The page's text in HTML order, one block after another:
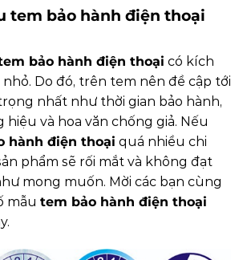
tem bảo hành điện thoại
bảo hành điện thoại có kích
Do đó, trên tem nên đề cập tới
nhất như thời gian bảo hành,
hiệu và hoa văn chống giả. Nếu
hành điện thoại quá nhiều chi
phẩm sẽ rối mắt và không đạt
mong muốn. Mời các bạn cùng
mẫu tem bảo hành điện thoại